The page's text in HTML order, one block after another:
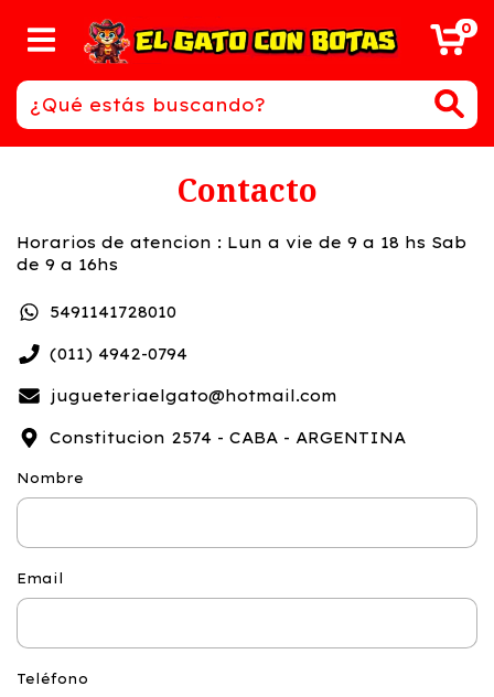
0
Contacto
Horarios de atencion : Lun a vie de 9 a 18 hs Sab
de 9 a 16hs
5491141728010
(011) 4942-0794
jugueteriaelgato@hotmail.com
Constitucion 2574 - CABA - ARGENTINA
Nombre
Email
Teléfono